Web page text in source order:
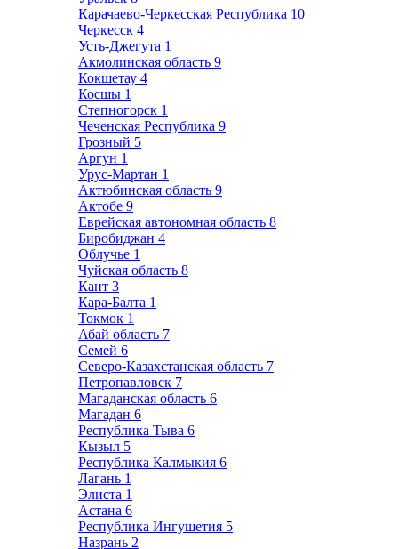
Карачаево-Черкесская Республика 10
Черкесск 4
Усть-Джегута 1
Акмолинская область 9
Кокшетау 4
Косшы 1
Степногорск 1
Чеченская Республика 9
Грозный 5
Аргун 1
Урус-Мартан 1
Актюбинская область 9
Актобе 9
Еврейская автономная область 8
Биробиджан 4
Облучье 1
Чуйская область 8
Кант 3
Кара-Балта 1
Токмок 1
Абай область 7
Семей 6
Северо-Казахстанская область 7
Петропавловск 7
Магаданская область 6
Магадан 6
Республика Тыва 6
Кызыл 5
Республика Калмыкия 6
Лагань 1
Элиста 1
Астана 6
Республика Ингушетия 5
Назрань 2